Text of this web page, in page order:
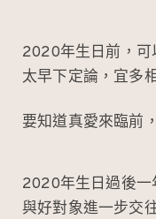
2020年生日前，可
太早下定論，宜多
要知道真愛來臨前
2020年生日過後一
與好對象進一步交